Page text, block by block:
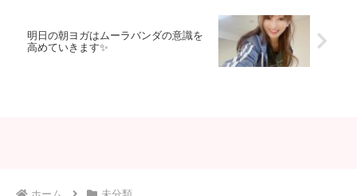
明日の朝ヨガはムーラバンダの意識を
高めていきます✨